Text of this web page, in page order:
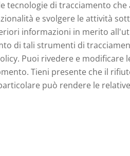
tecnologie di tracciamento
e svolgere le attività
informazioni in merito
di tali strumenti di
. Puoi rivedere e modificare
Tieni presente che il
può rendere le